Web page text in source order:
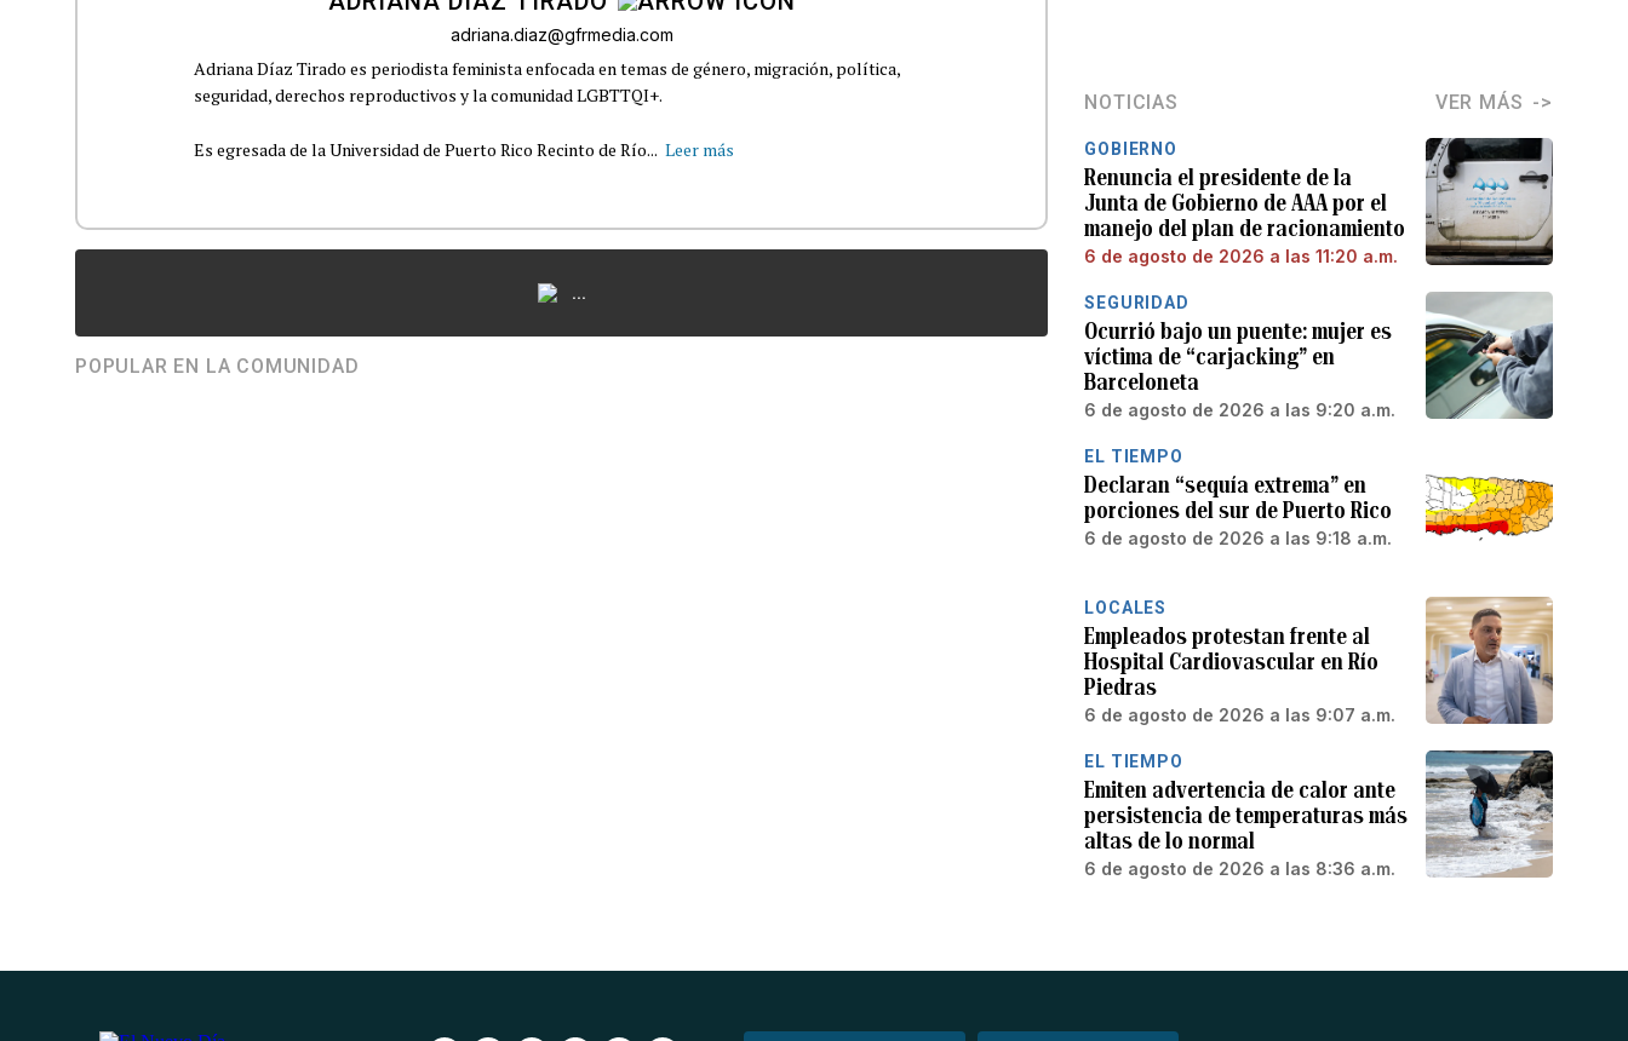
adriana.diaz@gfrmedia.com
Adriana Díaz Tirado es periodista feminista enfocada en temas de género, migración, política,
seguridad, derechos reproductivos y la comunidad LGBTTQI+.
Es egresada de la Universidad de Puerto Rico Recinto de Río... Leer más
...
POPULAR EN LA COMUNIDAD
NOTICIAS VER MÁS
GOBIERNO
Renuncia el presidente de la
Junta de Gobierno de AAA por el
manejo del plan de racionamiento
6 de agosto de 2026 a las 11:20 a.m.
SEGURIDAD
Ocurrió bajo un puente: mujer es
víctima de “carjacking” en
Barceloneta
6 de agosto de 2026 a las 9:20 a.m.
EL TIEMPO
Declaran “sequía extrema” en
porciones del sur de Puerto Rico
6 de agosto de 2026 a las 9:18 a.m.
LOCALES
Empleados protestan frente al
Hospital Cardiovascular en Río
Piedras
6 de agosto de 2026 a las 9:07 a.m.
EL TIEMPO
Emiten advertencia de calor ante
persistencia de temperaturas más
altas de lo normal
6 de agosto de 2026 a las 8:36 a.m.